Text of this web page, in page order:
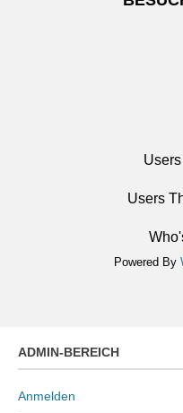
Das Regionalwetter für
sonnig. Nachts klar,
Users
Powered By
ADMIN-BEREICH
Anmelden